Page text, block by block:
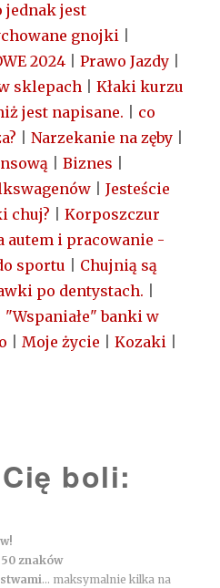
jednak jest
gnojki
2024
Prawo Jazdy
sklepach
Kłaki kurzu
jest napisane.
co
Narzekanie na zęby
Biznes
Jesteście
chuj?
Korposzczur
autem i pracowanie -
sportu
Chujnią są
po dentystach.
"Wspaniałe" banki w
Moje życie Kozaki
boli:
50 znaków
... maksymalnie kilka na